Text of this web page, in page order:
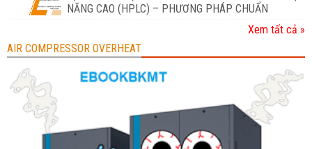
NĂNG CAO (HPLC) – PHƯƠNG PHÁP CHUẨN
Xem tất cả »
AIR COMPRESSOR OVERHEAT